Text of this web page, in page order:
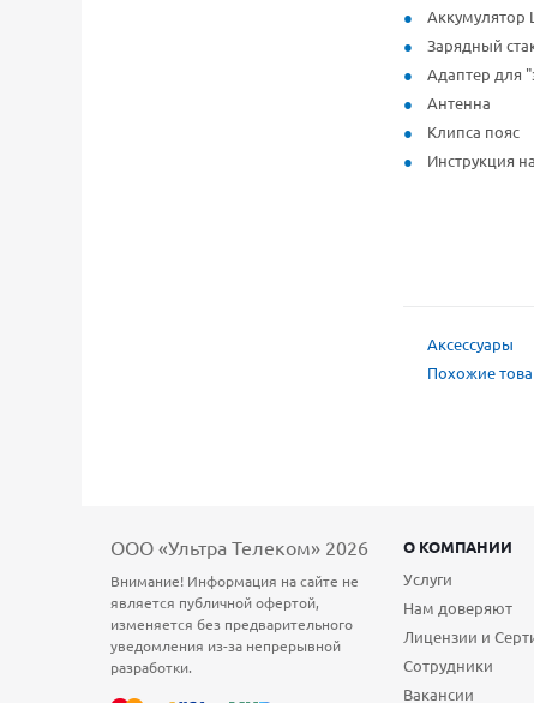
Аккумулятор
Зарядный
Адаптер для
Антенна
Клипса пояс
Инструкция
Аксессуары
Похожие
ООО «Ультра Телеком» 2026
Внимание! Информация на сайте не
является публичной офертой,
изменяется без предварительного
уведомления из-за непрерывной
разработки.
О КОМПАНИИ
Услуги
Нам доверяют
Лицензии и
Сотрудники
Вакансии